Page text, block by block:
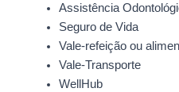
Assistência
Seguro de Vida
Vale-refeição ou
Vale-Transporte
WellHub